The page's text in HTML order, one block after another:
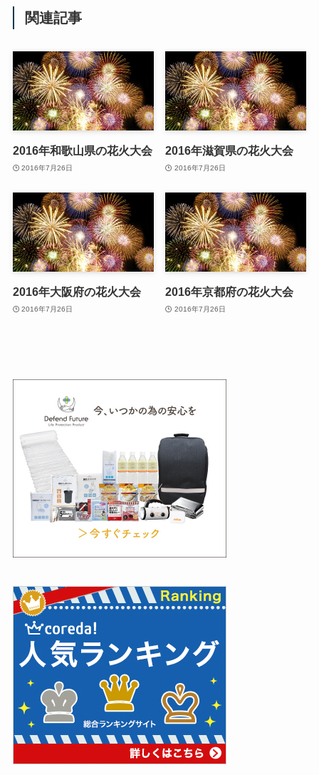
関連記事
2016年和歌山県の花火大会
2016年7月26日
2016年滋賀県の花火大会
2016年7月26日
2016年大阪府の花火大会
2016年7月26日
2016年京都府の花火大会
2016年7月26日